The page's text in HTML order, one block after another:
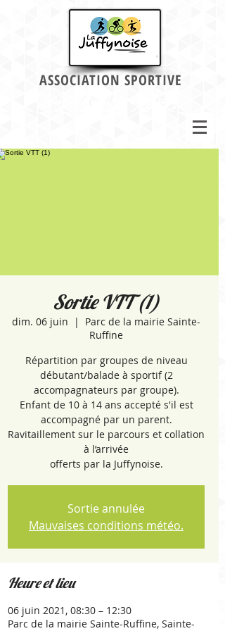
ASSOCIATION SPORTIVE
Sortie VTT (1)
dim. 06 juin
  |
Parc de la mairie Sainte-
Ruffine
Répartition par groupes de niveau
débutant/balade à sportif (2
accompagnateurs par groupe).
Enfant de 10 à 14 ans accepté s'il est
accompagné par un parent.
Ravitaillement sur le parcours et collation
à l’arrivée
offerts par la Juffynoise.
Sortie annulée
Mauvaises conditions météo.
Heure et lieu
06 juin 2021, 08:30 – 12:30
Parc de la mairie Sainte-Ruffine, Sainte-